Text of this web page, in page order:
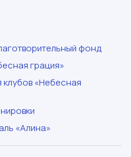
фонд
грация»
«Небесная
«Алина»